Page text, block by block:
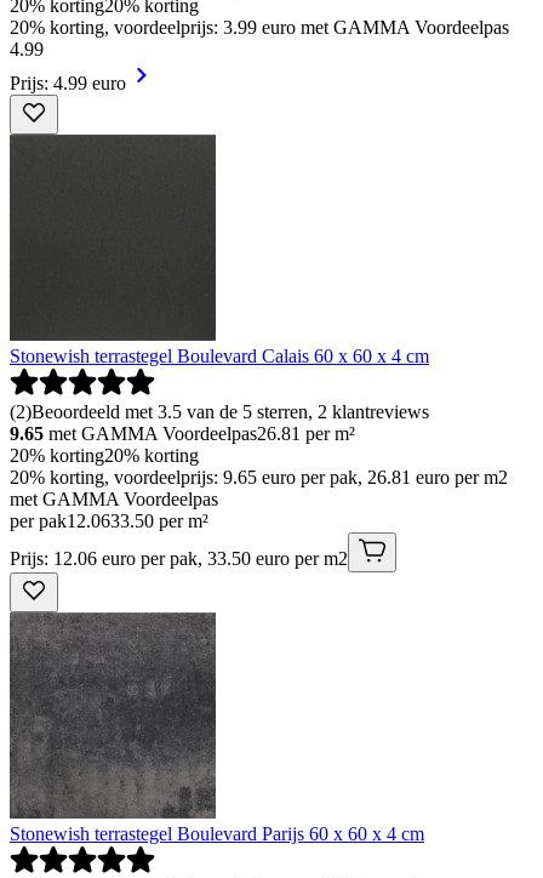
20% korting20% korting
20% korting, voordeelprijs: 3.99 euro met GAMMA Voordeelpas
4.99
Prijs: 4.99 euro
Stonewish terrastegel Boulevard Calais 60 x 60 x 4 cm
(2)Beoordeeld met 3.5 van de 5 sterren, 2 klantreviews
9.65 met GAMMA Voordeelpas26.81 per m²
20% korting20% korting
20% korting, voordeelprijs: 9.65 euro per pak, 26.81 euro per m2
met GAMMA Voordeelpas
per pak12.0633.50 per m²
Prijs: 12.06 euro per pak, 33.50 euro per m2
Stonewish terrastegel Boulevard Parijs 60 x 60 x 4 cm